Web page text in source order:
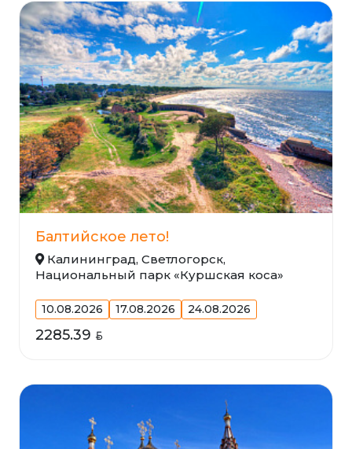
Балтийское лето!
Калининград, Светлогорск,
Национальный парк «Куршская коса»
10.08.2026 17.08.2026 24.08.2026
2285.39